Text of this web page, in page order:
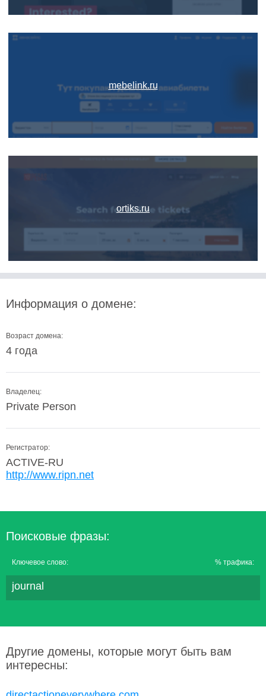
mebelink.ru
ortiks.ru
Информация о домене:
Возраст домена:
4 года
Владелец:
Private Person
Регистратор:
ACTIVE-RU
http://www.ripn.net
Поисковые фразы:
Ключевое слово: % трафика:
journal
Другие домены, которые могут быть вам
интересны: